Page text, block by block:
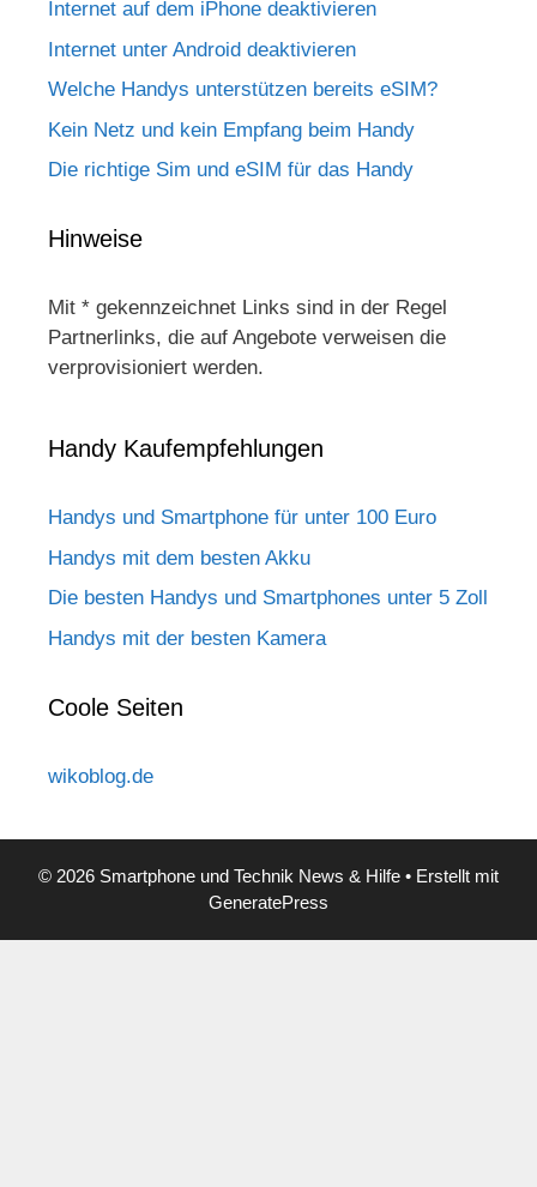
Internet auf dem iPhone deaktivieren
Internet unter Android deaktivieren
Welche Handys unterstützen bereits eSIM?
Kein Netz und kein Empfang beim Handy
Die richtige Sim und eSIM für das Handy
Hinweise
Mit * gekennzeichnet Links sind in der Regel
Partnerlinks, die auf Angebote verweisen die
verprovisioniert werden.
Handy Kaufempfehlungen
Handys und Smartphone für unter 100 Euro
Handys mit dem besten Akku
Die besten Handys und Smartphones unter 5 Zoll
Handys mit der besten Kamera
Coole Seiten
wikoblog.de
© 2026 Smartphone und Technik News & Hilfe • Erstellt mit
GeneratePress